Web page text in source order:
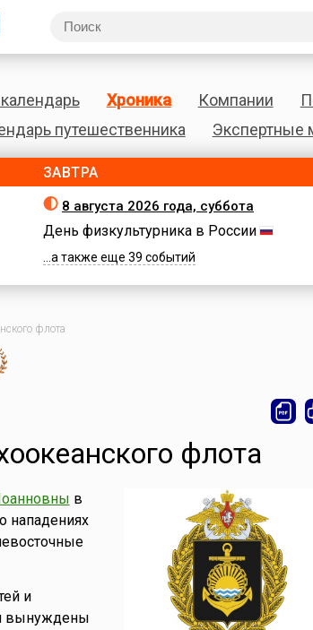
Хроника Компании
путешественника Экспертные
ЗАВТРА
8 августа 2026 года, суббота
День физкультурника в России
...а также еще 39 событий
флота
флота
в
нападениях
и
вынуждены